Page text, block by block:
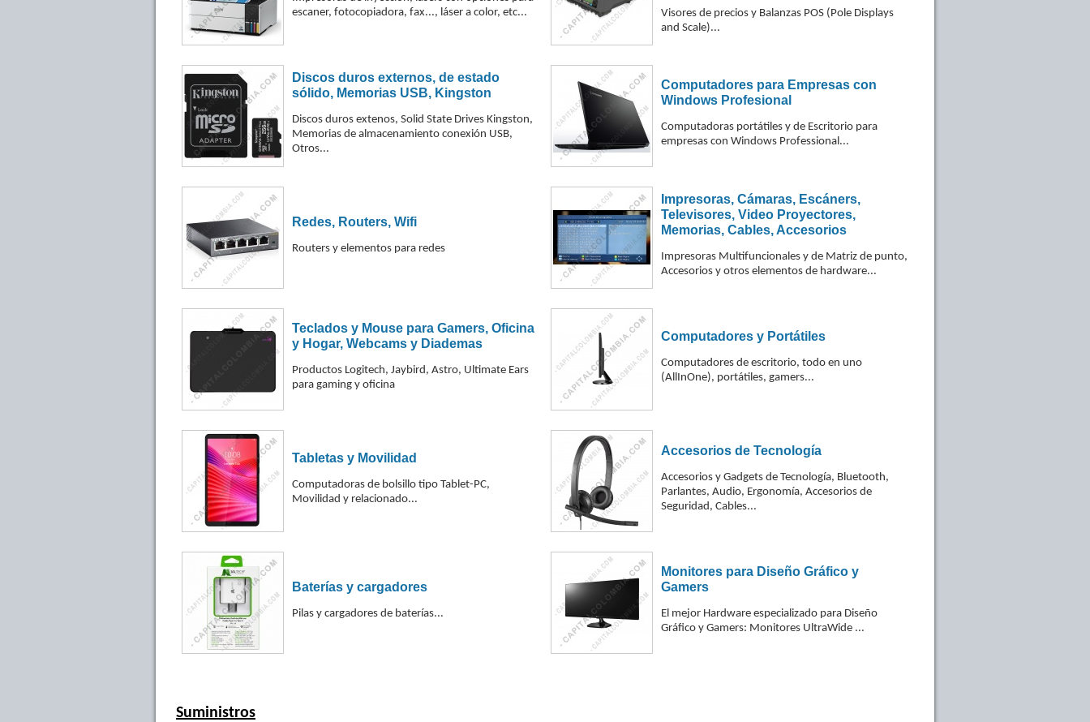
escaner, fotocopiadora, fax..., láser a color, etc...
Visores de precios y Balanzas POS (Pole Displays
and Scale)...
Discos duros externos, de estado
sólido, Memorias USB, Kingston
Discos duros extenos, Solid State Drives Kingston,
Memorias de almacenamiento conexión USB,
Otros...
Computadores para Empresas con
Windows Profesional
Computadoras portátiles y de Escritorio para
empresas con Windows Professional...
Redes, Routers, Wifi
Routers y elementos para redes
Impresoras, Cámaras, Escáners,
Televisores, Video Proyectores,
Memorias, Cables, Accesorios
Impresoras Multifuncionales y de Matriz de punto,
Accesorios y otros elementos de hardware...
Teclados y Mouse para Gamers, Oficina
y Hogar, Webcams y Diademas
Productos Logitech, Jaybird, Astro, Ultimate Ears
para gaming y oficina
Computadores y Portátiles
Computadores de escritorio, todo en uno
(AllInOne), portátiles, gamers...
Tabletas y Movilidad
Computadoras de bolsillo tipo Tablet-PC,
Movilidad y relacionado...
Accesorios de Tecnología
Accesorios y Gadgets de Tecnología, Bluetooth,
Parlantes, Audio, Ergonomía, Accesorios de
Seguridad, Cables...
Baterías y cargadores
Pilas y cargadores de baterías...
Monitores para Diseño Gráfico y
Gamers
El mejor Hardware especializado para Diseño
Gráfico y Gamers: Monitores UltraWide ...
Suministros